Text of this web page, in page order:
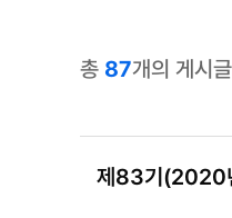
총 87개의 게시
제83기(2020